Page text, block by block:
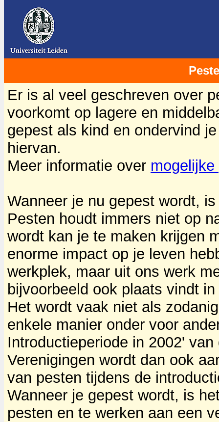
Er is al veel geschreven over
voorkomt op lagere en
gepest als kind en ondervind
hiervan.
Meer informatie over
Wanneer je nu gepest wordt,
Pesten houdt immers niet op
wordt kan je te maken krijgen
enorme impact op je leven
werkplek, maar uit ons werk
bijvoorbeeld ook plaats vindt
Het wordt vaak niet als
enkele manier onder voor
Introductieperiode in 2002'
Verenigingen wordt dan ook
van pesten tijdens de
Wanneer je gepest wordt, is
pesten en te werken aan een